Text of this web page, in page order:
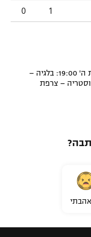
1
0
16:00: רומניה – אוקראינה (מינכן) – בית ה' 19:00: בלגיה –
(פרנקפורט) – בית ה' 22:00: אוסטריה – צרפת